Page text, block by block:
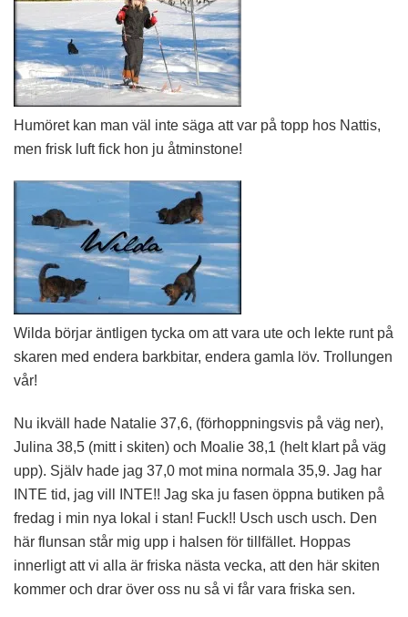
Humöret kan man väl inte säga att var på topp hos Nattis,
men frisk luft fick hon ju åtminstone!
Wilda börjar äntligen tycka om att vara ute och lekte runt på
skaren med endera barkbitar, endera gamla löv. Trollungen
vår!
Nu ikväll hade Natalie 37,6, (förhoppningsvis på väg ner),
Julina 38,5 (mitt i skiten) och Moalie 38,1 (helt klart på väg
upp). Själv hade jag 37,0 mot mina normala 35,9. Jag har
INTE tid, jag vill INTE!! Jag ska ju fasen öppna butiken på
fredag i min nya lokal i stan! Fuck!! Usch usch usch. Den
här flunsan står mig upp i halsen för tillfället. Hoppas
innerligt att vi alla är friska nästa vecka, att den här skiten
kommer och drar över oss nu så vi får vara friska sen.